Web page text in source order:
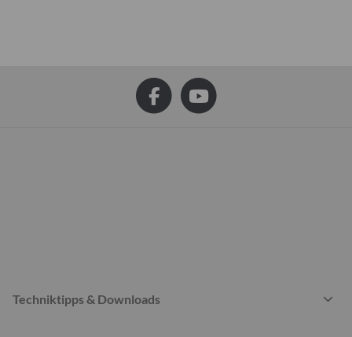
Techniktipps & Downloads